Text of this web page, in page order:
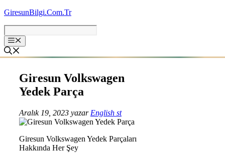
İçeriğe
GiresunBilgi.Com.Tr
Giresun Volkswagen
Yedek Parça
Aralık 19, 2023 yazar English st
Giresun Volkswagen Yedek Parçaları
Hakkında Her Şey